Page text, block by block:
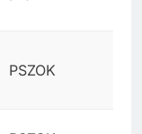
PSZOK